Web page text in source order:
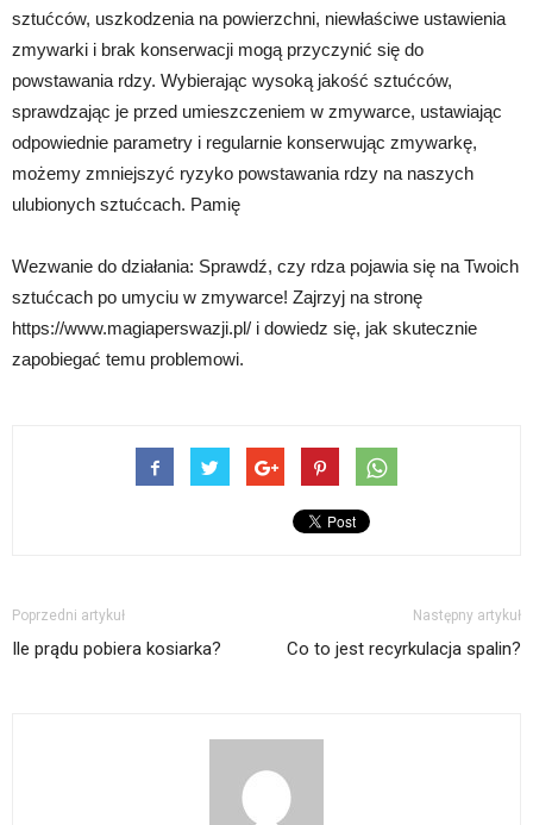
sztućców, uszkodzenia na powierzchni, niewłaściwe ustawienia
zmywarki i brak konserwacji mogą przyczynić się do
powstawania rdzy. Wybierając wysoką jakość sztućców,
sprawdzając je przed umieszczeniem w zmywarce, ustawiając
odpowiednie parametry i regularnie konserwując zmywarkę,
możemy zmniejszyć ryzyko powstawania rdzy na naszych
ulubionych sztućcach. Pamię
Wezwanie do działania: Sprawdź, czy rdza pojawia się na Twoich
sztućcach po umyciu w zmywarce! Zajrzyj na stronę
https://www.magiaperswazji.pl/ i dowiedz się, jak skutecznie
zapobiegać temu problemowi.
Poprzedni artykuł
Ile prądu pobiera kosiarka?
Następny artykuł
Co to jest recyrkulacja spalin?